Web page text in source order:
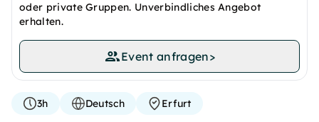
oder private Gruppen. Unverbindliches Angebot
erhalten.
Event anfragen>
3h Deutsch Erfurt